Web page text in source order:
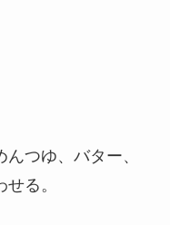
つゆ、バター、
る。